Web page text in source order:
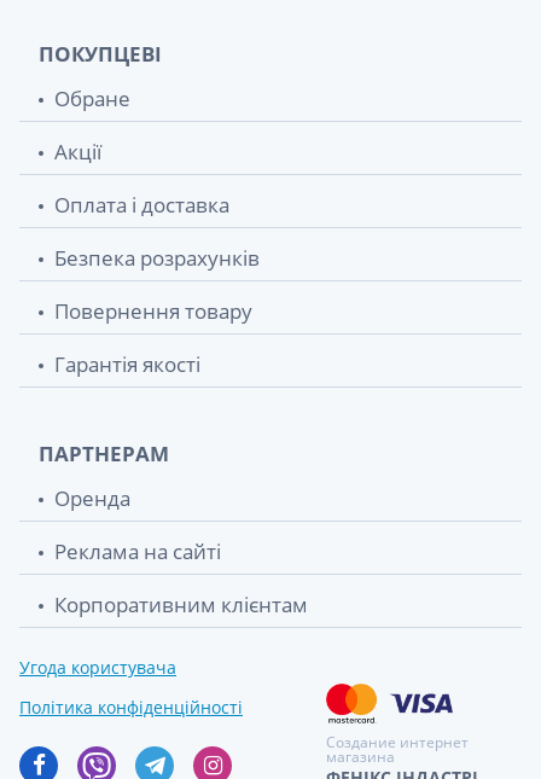
ПОКУПЦЕВІ
Обране
Акції
Оплата і доставка
Безпека розрахунків
Повернення товару
Гарантія якості
ПАРТНЕРАМ
Оренда
Реклама на сайті
Корпоративним клієнтам
Угода користувача
Політика конфіденційності
Создание интернет
магазина